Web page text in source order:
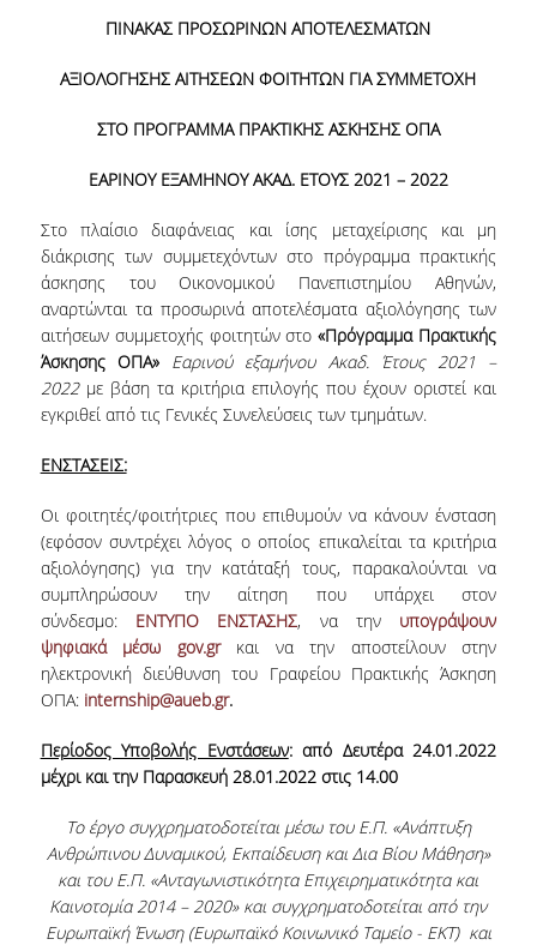
ΜΕΤΑΔΙΔΑΚΤΟΡΕΣ
ΔΙΟΙΚΗΤΙΚΟ ΠΡΟΣΩΠΙΚΟ
ΕΡΓΑΣΤΗΡΙΑΚΟ ΠΡΟΣΩΠΙΚΟ
ΜΗΤΡΩΟ ΓΝΩΣΤΙΚΩΝ ΑΝΤΙΚΕΙΜΕΝΩΝ
ΜΗΤΡΩΑ ΜΕΛΩΝ ΤΜΗΜΑΤΟΣ
ΥΠΟΨΗΦΙΟΙ ΦΟΙΤΗΤΕΣ
ΓΙΑΤΙ ΔΕΟΣ
ΟΙΚΟΝΟΜΙΚΑ ΜΕ ΔΙΕΘΝΗ ΔΙΑΣΤΑΣΗ
ΣΥΝΕΙΣΦΟΡΑ ΚΑΘΗΓΗΤΩΝ
ΠΑΙΔΑΓΩΓΙΚΗ ΦΙΛΟΣΟΦΙΑ
ΤΕΧΝΟΛΟΓΙΚΗ ΕΝΣΩΜΑΤΩΣΗ
ΜΑΘΗΜΑΤΙΚΑ
ΑΓΓΛΙΚΑ
ΙΣΟΤΗΤΑ ΦΥΛΩΝ
ΠΡΟΠΤΥΧΙΑΚΕΣ ΣΠΟΥΔΕΣ
ΓΙΑΤΙ ΔΕΟΣ
ΠΙΝΑΚΑΣ ΠΡΟΣΩΡΙΝΩΝ ΑΠΟΤΕΛΕΣΜΑΤΩΝ
ΑΞΙΟΛΟΓΗΣΗΣ ΑΙΤΗΣΕΩΝ ΦΟΙΤΗΤΩΝ ΓΙΑ ΣΥΜΜΕΤΟΧΗ
ΣΤΟ ΠΡΟΓΡΑΜΜΑ ΠΡΑΚΤΙΚΗΣ ΑΣΚΗΣΗΣ ΟΠΑ
ΕΑΡΙΝΟΥ ΕΞΑΜΗΝΟΥ ΑΚΑΔ. ΕΤΟΥΣ 2021 – 2022
Στο πλαίσιο διαφάνειας και ίσης μεταχείρισης και μη
διάκρισης των συμμετεχόντων στο πρόγραμμα πρακτικής
άσκησης του Οικονομικού Πανεπιστημίου Αθηνών,
αναρτώνται τα προσωρινά αποτελέσματα αξιολόγησης των
αιτήσεων συμμετοχής φοιτητών στο«Πρόγραμμα Πρακτικής
Άσκησης ΟΠΑ» Εαρινού εξαμήνου Ακαδ. Έτους 2021 –
2022με βάση τα κριτήρια επιλογής που έχουν οριστεί και
εγκριθεί από τις Γενικές Συνελεύσεις των τμημάτων.
ΕΝΣΤΑΣΕΙΣ:
Οι φοιτητές/φοιτήτριες που επιθυμούν να κάνουν ένσταση
(εφόσον συντρέχει λόγος ο οποίος επικαλείται τα κριτήρια
αξιολόγησης) για την κατάταξή τους, παρακαλούνται να
συμπληρώσουν την αίτηση που υπάρχει στον
σύνδεσμο: ΕΝΤΥΠΟ ΕΝΣΤΑΣΗΣ, να την υπογράψουν
ψηφιακά μέσω gov.gr
και να την αποστείλουν στην
ηλεκτρονική διεύθυνση του Γραφείου Πρακτικής Άσκηση
ΟΠΑ: internship@aueb.gr.
Περίοδος Υποβολής Ενστάσεων: από Δευτέρα 24.01.2022
μέχρι και την Παρασκευή 28.01.2022 στις 14.00
Το έργο συγχρηματοδοτείται μέσω του Ε.Π. «Ανάπτυξη
Ανθρώπινου Δυναμικού, Εκπαίδευση και Δια Βίου Μάθηση»
και του Ε.Π. «Ανταγωνιστικότητα Επιχειρηματικότητα και
Καινοτομία 2014 – 2020» και συγχρηματοδοτείται από την
Ευρωπαϊκή Ένωση (Ευρωπαϊκό Κοινωνικό Ταμείο - ΕΚΤ) και